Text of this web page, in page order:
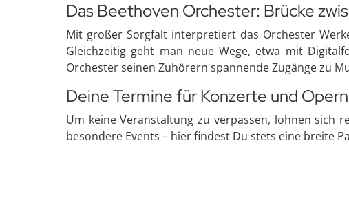
Das Beethoven Orchester: Brücke
Mit großer Sorgfalt interpretiert das Orchester
Gleichzeitig geht man neue Wege, etwa mit
Orchester seinen Zuhörern spannende Zugänge zu
Deine Termine für Konzerte und Opern
Um keine Veranstaltung zu verpassen, lohnen sich
besondere Events – hier findest Du stets eine breite